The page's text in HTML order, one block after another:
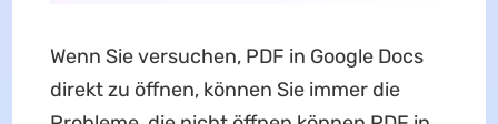
Wenn Sie versuchen, PDF in Google Docs
direkt zu öffnen, können Sie immer die